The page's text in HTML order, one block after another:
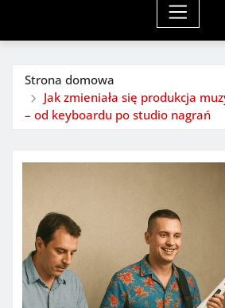
Strona domowa
Jak zmieniała się produkcja
– od keyboardu po studio nagrań